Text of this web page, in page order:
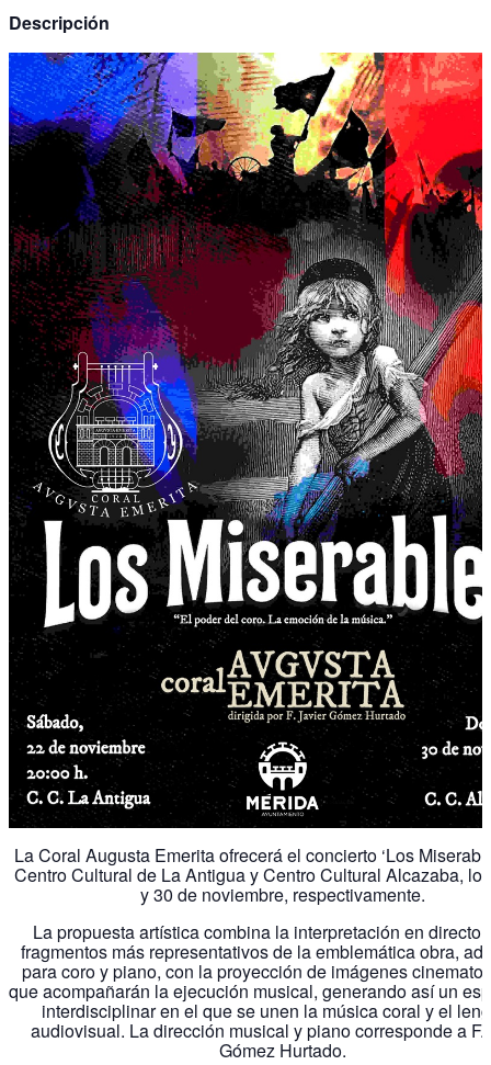
Descripción
La Coral Augusta Emerita ofrecerá el concierto ‘Los
Centro Cultural de La Antigua y Centro Cultural Alcazaba,
y 30 de noviembre, respectivamente.
La propuesta artística combina la interpretación en directo
fragmentos más representativos de la emblemática obra,
para coro y piano, con la proyección de imágenes
que acompañarán la ejecución musical, generando así un
interdisciplinar en el que se unen la música coral y el
audiovisual. La dirección musical y piano corresponde a F.
Gómez Hurtado.